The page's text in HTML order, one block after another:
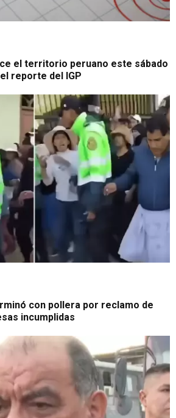
el territorio peruano este sábado
reporte del IGP
con pollera por reclamo de
incumplidas